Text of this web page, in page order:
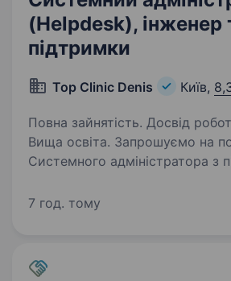
(Helpdesk), інженер
підтримки
Top Clinic Denis Київ,
Повна зайнятість. Досвід
Вища освіта. Запрошуємо на повну зайнятість
Системного адміністратора з
технічної підтримки Helpdesk
7 год. тому